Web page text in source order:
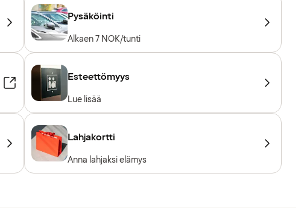
Pysäköinti
Alkaen 7 NOK/tunti
Esteettömyys
Lue lisää
Lahjakortti
Anna lahjaksi elämys